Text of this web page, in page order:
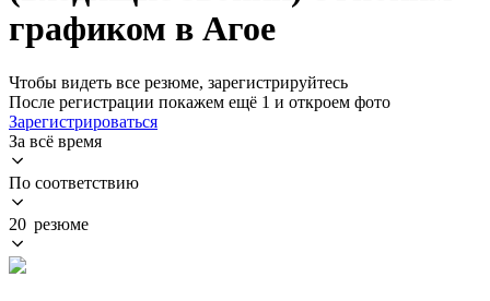
графиком в Агое
Чтобы видеть все резюме, зарегистрируйтесь
После регистрации покажем ещё 1 и откроем фото
Зарегистрироваться
За всё время
По соответствию
20 резюме